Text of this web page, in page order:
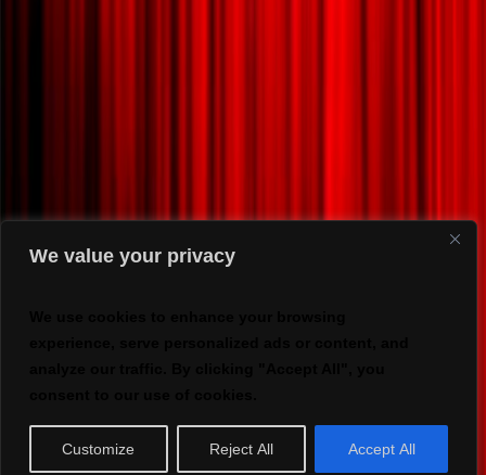
We value your privacy
Customize Reject All Accept All